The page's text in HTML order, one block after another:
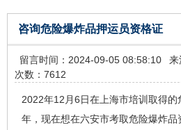
咨询危险爆炸品押运员资格证
留言时间：2024-09-05 08:58:10 来
次数：7612
2022年12月6日在上海市培训取得
年，现在想在六安市考取危险爆炸